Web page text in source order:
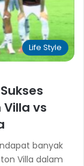
Life Style
vs
banyak
Villa dalam